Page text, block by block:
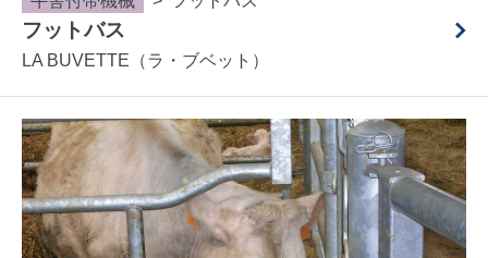
フットバス
LA BUVETTE（ラ・ブベット）